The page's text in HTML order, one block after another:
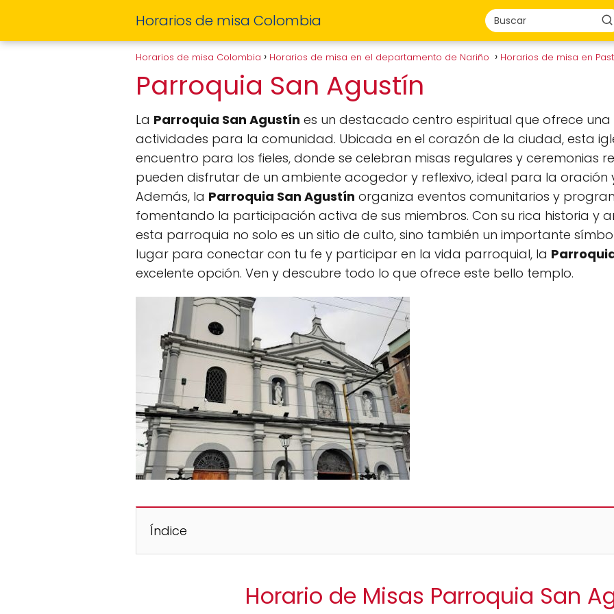
Horarios de misa Colombia
Horarios de misa Colombia Horarios de misa en el departamento de Nariño Horarios de misa en
Parroquia San Agustín
La Parroquia San Agustín es un destacado centro espiritual que ofrece
actividades para la comunidad. Ubicada en el corazón de la ciudad, esta
encuentro para los fieles, donde se celebran misas regulares y ceremonias
pueden disfrutar de un ambiente acogedor y reflexivo, ideal para la oración
Además, la Parroquia San Agustín organiza eventos comunitarios y
fomentando la participación activa de sus miembros. Con su rica historia y
esta parroquia no solo es un sitio de culto, sino también un importante
lugar para conectar con tu fe y participar en la vida parroquial, la
excelente opción. Ven y descubre todo lo que ofrece este bello templo.
Índice
Horario de Misas Parroquia San